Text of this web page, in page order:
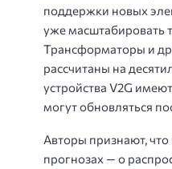
поддержки новых
уже масштабировать
Трансформаторы и
рассчитаны на
устройства V2G
могут обновляться
Авторы признают,
прогнозах — о